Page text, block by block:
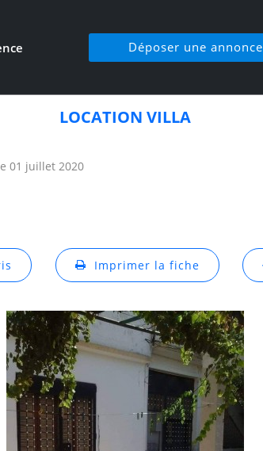
Déposer une annonce
LOCATION VILLA
01 juillet 2020
Imprimer la fiche